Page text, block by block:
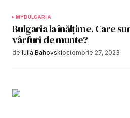
MYBULGARIA
Bulgaria la înălțime. Care
vârfuri de munte?
de Iulia Bahovskioctombrie 27, 2023